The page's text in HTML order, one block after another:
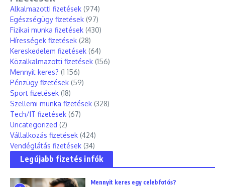
Alkalmazotti fizetések (974)
Egészségügy fizetések (97)
Fizikai munka fizetések (430)
Hírességek fizetések (28)
Kereskedelem fizetések (64)
Közalkalmazotti fizetések (156)
Mennyit keres? (1 156)
Pénzügy fizetések (59)
Sport fizetések (18)
Szellemi munka fizetések (328)
Tech/IT fizetések (67)
Uncategorized (2)
Vállalkozás fizetések (424)
Vendéglátás fizetések (34)
Legújabb fizetés infók
Mennyit keres egy celebfotós?